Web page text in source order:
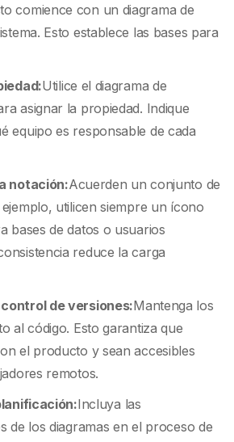
comience con un diagrama de
Esto establece las bases para
Utilice el diagrama de
asignar la propiedad. Indique
equipo es responsable de cada
notación:Acuerden un conjunto de
utilicen siempre un ícono
bases de datos o usuarios
reduce la carga
de versiones:Mantenga los
al código. Esto garantiza que
el producto y sean accesibles
remotos.
Incluya las
de los diagramas en el proceso de